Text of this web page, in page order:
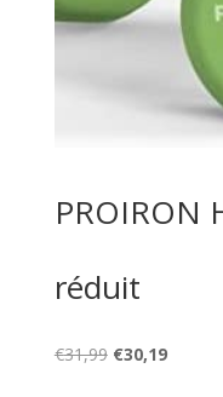
PROIRON
réduit
€31,99 Le
€30,19Le